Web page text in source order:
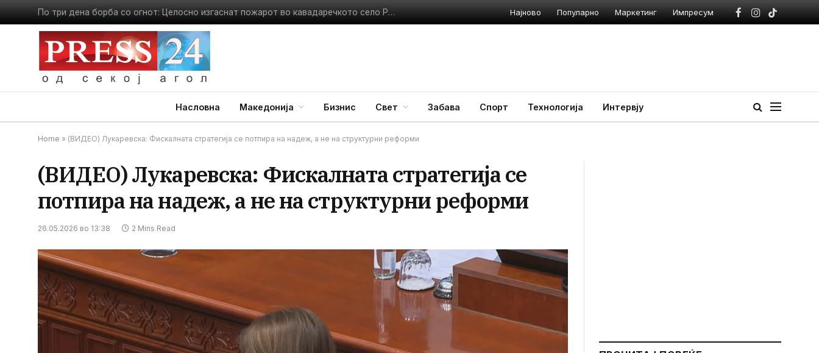
Полицаец камуфлиран како грмушка за шест часа казни 74 возачи Најново Популарно Маркетинг Импресум
Facebook
Instagram
TikTok
Насловна Македонија Бизнис Свет Забава Спорт Технологија Интервју
Home » (ВИДЕО) Лукаревска: Фискалната стратегија се потпира на надеж, а не на структурни реформи
(ВИДЕО) Лукаревска: Фискалната стратегија се
потпира на надеж, а не на структурни реформи
26.05.2026 во 13:38 2 Mins Read